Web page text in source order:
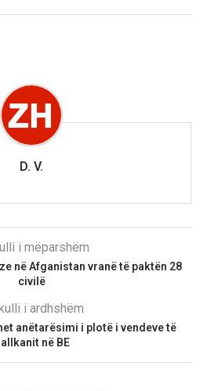
D. V.
i mëparshëm
në Afganistan vranë të paktën 28
civilë
i ardhshëm
anëtarësimi i plotë i vendeve të
në BE